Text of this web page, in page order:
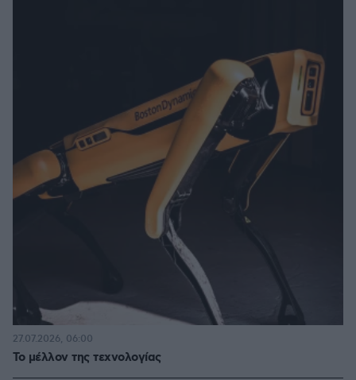
Το μέλλον της τεχνολογίας
27.07.2026, 06:00